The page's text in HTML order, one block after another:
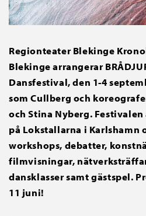
Regionteater Blekinge
Blekinge arrangerar
Dansfestival, den 1-4
som Cullberg och
och Stina Nyberg. Festivalen
på Lokstallarna i Karlshamn
workshops, debatter,
filmvisningar,
dansklasser samt gästspel.
11 juni!